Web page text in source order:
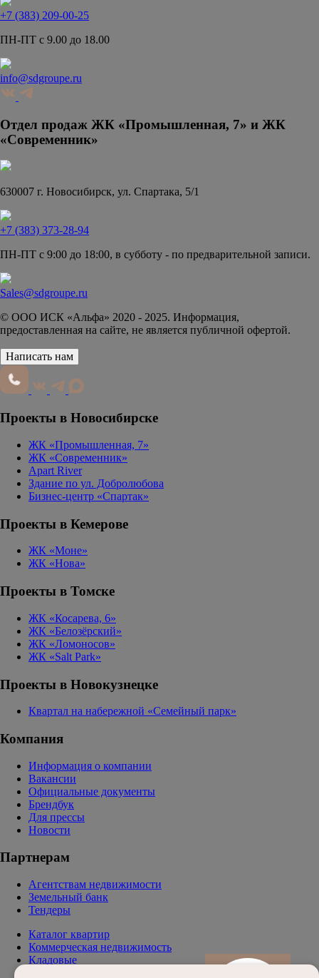
+7 (383) 209-00-25
ПН-ПТ с 9.00 до 18.00
info@sdgroupe.ru
Отдел продаж ЖК «Промышленная, 7» и ЖК
«Современник»
630007 г. Новосибирск, ул. Спартака, 5/1
+7 (383) 373-28-94
ПН-ПТ с 9:00 до 18:00, в субботу - по предварительной записи.
Sales@sdgroupe.ru
© ООО ИСК «Альфа» 2020 - 2025. Информация,
предоставленная на сайте, не является публичной офертой.
Написать нам
Проекты в Новосибирске
ЖК «Промышленная, 7»
ЖК «Современник»
Apart River
Здание по ул. Добролюбова
Бизнес-центр «Спартак»
Проекты в Кемерове
ЖК «Моне»
ЖК «Нова»
Проекты в Томске
ЖК «Косарева, 6»
ЖК «Белозёрский»
ЖК «Ломоносов»
ЖК «Salt Park»
Проекты в Новокузнецке
Квартал на набережной «Семейный парк»
Компания
Информация о компании
Вакансии
Официальные документы
Брендбук
Для прессы
Новости
Партнерам
Агентствам недвижимости
Земельный банк
Тендеры
Каталог квартир
Коммерческая недвижимость
Кладовые